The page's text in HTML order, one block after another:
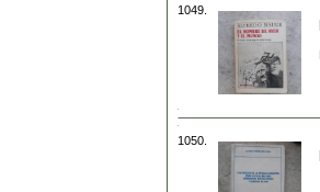
1049.
1050.